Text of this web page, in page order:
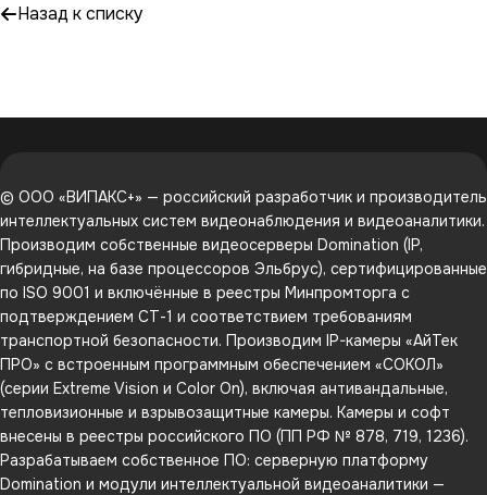
Назад к списку
© ООО «ВИПАКС+» — российский разработчик и производитель
интеллектуальных систем видеонаблюдения и видеоаналитики.
Производим собственные видеосерверы Domination (IP,
гибридные, на базе процессоров Эльбрус), сертифицированные
по ISO 9001 и включённые в реестры Минпромторга с
подтверждением СТ-1 и соответствием требованиям
транспортной безопасности. Производим IP-камеры «АйТек
ПРО» с встроенным программным обеспечением «СОКОЛ»
(серии Extreme Vision и Color On), включая антивандальные,
тепловизионные и взрывозащитные камеры. Камеры и софт
внесены в реестры российского ПО (ПП РФ № 878, 719, 1236).
Разрабатываем собственное ПО: серверную платформу
Domination и модули интеллектуальной видеоаналитики —